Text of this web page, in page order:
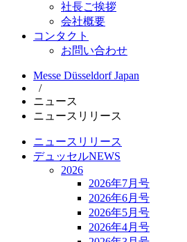
社長ご挨拶
会社概要
コンタクト
お問い合わせ
Messe Düsseldorf Japan
/
ニュース
ニュースリリース
ニュースリリース
デュッセルNEWS
2026
2026年7月号
2026年6月号
2026年5月号
2026年4月号